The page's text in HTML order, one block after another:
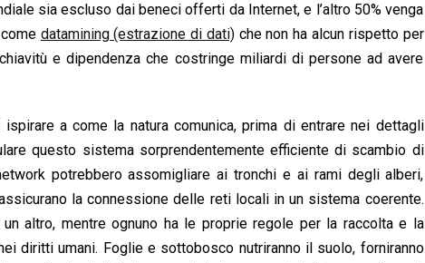
sia escluso dai beneci offerti da Internet, e l’altro 50% venga
datamining (estrazione di dati)che non ha alcun rispetto per
e dipendenza che costringe miliardi di persone ad avere
a come la natura comunica, prima di entrare nei dettagli
questo sistema sorprendentemente efficiente di scambio di
potrebbero assomigliare ai tronchi e ai rami degli alberi,
la connessione delle reti locali in un sistema coerente.
altro, mentre ognuno ha le proprie regole per la raccolta e la
diritti umani. Foglie e sottobosco nutriranno il suolo, forniranno